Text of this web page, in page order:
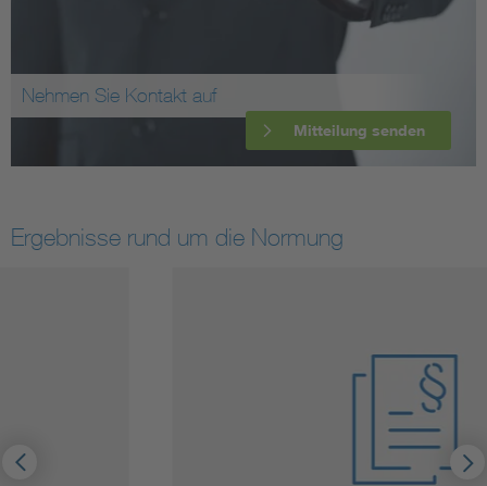
Nehmen Sie Kontakt auf
Mitteilung senden
Ergebnisse rund um die Normung